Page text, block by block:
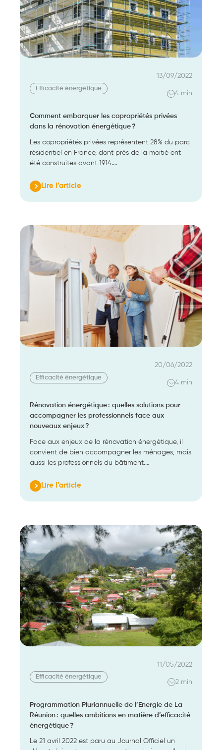
Efficacité énergétique
13/09/2022
4 min
Comment embarquer les copropriétés privées
dans la rénovation énergétique ?
Les copropriétés privées représentent 28% du parc
résidentiel en France, dont près de la moitié ont
été construites avant 1914.…
Lire l’article
:
Comment
copropriétés
privées
dans
la
rénovation
énergétique ?
Efficacité énergétique
20/06/2022
4 min
Rénovation énergétique : quelles solutions pour
accompagner les professionnels face aux
nouveaux enjeux ?
Face aux enjeux de la rénovation énergétique, il
convient de bien accompagner les ménages, mais
aussi les professionnels du bâtiment.…
Lire l’article
:
Rénovation
solutions
pour
accompagner
les
professionnels
face
aux
nouveaux
enjeux ?
Efficacité énergétique
11/05/2022
2 min
Programmation Pluriannuelle de l’Energie de La
Réunion : quelles ambitions en matière d’efficacité
énergétique ?
Le 21 avril 2022 est paru au Journal Officiel un